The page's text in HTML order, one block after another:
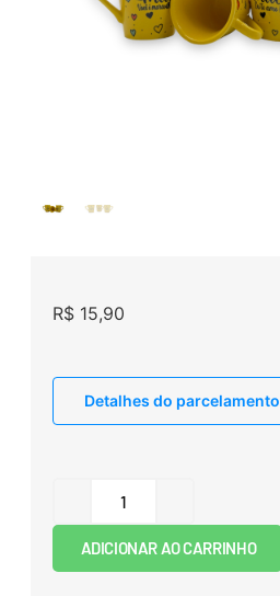
R$15,90
Detalhes do parcelamento
ADICIONAR AO CARRINHO